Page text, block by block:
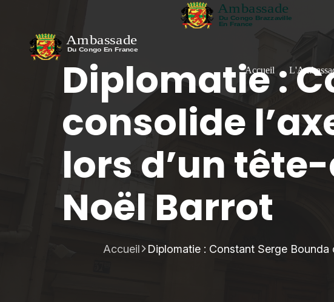
Accueil
Diplomatie :
consolide
lors d’un
Noël Barrot
Accueil Diplomatie : Constant Serge